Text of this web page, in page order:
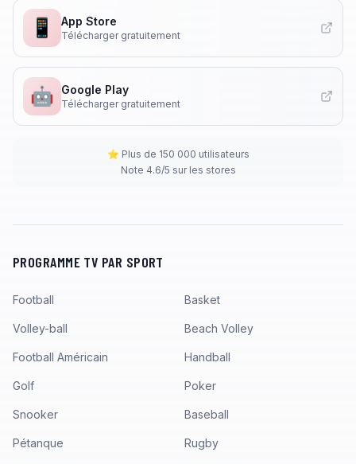
📱 App Store
Télécharger gratuitement
🤖 Google Play
Télécharger gratuitement
⭐ Plus de 150 000 utilisateurs
Note 4.6/5 sur les stores
PROGRAMME TV PAR SPORT
Football Basket
Volley-ball Beach Volley
Football Américain Handball
Golf Poker
Snooker Baseball
Pétanque Rugby